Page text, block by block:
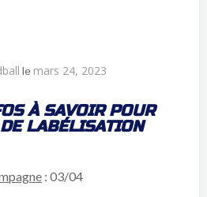
le mars 24, 2023
À SAVOIR POUR
LABÉLISATION
: 03/04